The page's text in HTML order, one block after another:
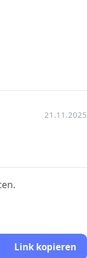
21.11.2025
Link kopieren